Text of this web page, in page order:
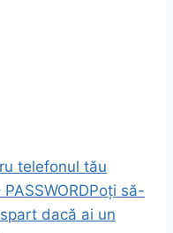
telefonul tău
Poți să-
dacă ai un